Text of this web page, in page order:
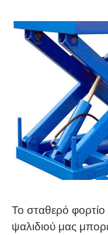
Το σταθερό
ψαλιδιού μας